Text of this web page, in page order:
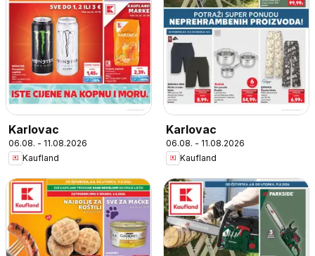
Karlovac
06.08. - 11.08.2026
Kaufland
Karlovac
06.08. - 11.08.2026
Kaufland